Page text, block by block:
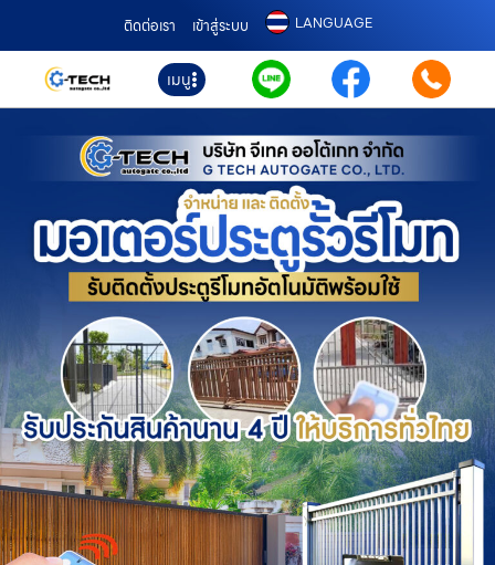
ติดต่อเรา เข้าสู่ระบบ LANGUAGE
เมนู